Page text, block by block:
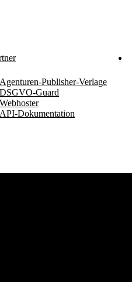
Agenturen-Publisher-Verlage
DSGVO-Guard
Webhoster
API-Dokumentation